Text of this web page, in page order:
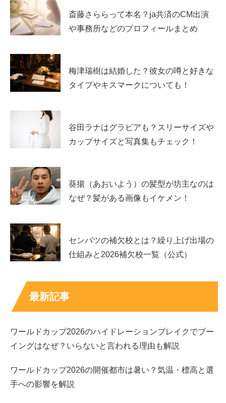
以下より解説していきますね！
スポンサーリンク
吉谷彩子の過去の髪型を画像で比較！
さて、”ビズリーチ姉さん”こと吉谷彩子さんですが、『舞
いあがれ！』で披露されたベリーショートもまた印象が全
斎藤さららって本名？ja共済のCM出演
や事務所などのプロフィールまとめ
梅津瑞樹は結婚した？彼女の噂と好きな
タイプやキスマークについても！
谷田ラナはグラビアも？スリーサイズや
カップサイズと写真集もチェック！
葵揚（あおいよう）の髪型が坊主なのは
なぜ？髪がある画像もイケメン！
センバツの補欠校とは？繰り上げ出場の
仕組みと2026補欠校一覧（公式）
最新記事
ワールドカップ2026のハイドレーションブレイクでブー
イングはなぜ？いらないと言われる理由も解説
ワールドカップ2026の開催都市は暑い？気温・標高と選
手への影響を解説